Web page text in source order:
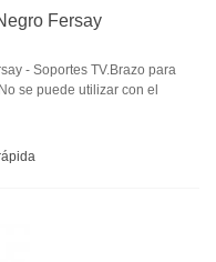
Fersay
- Soportes TV.Brazo para
se puede utilizar con el